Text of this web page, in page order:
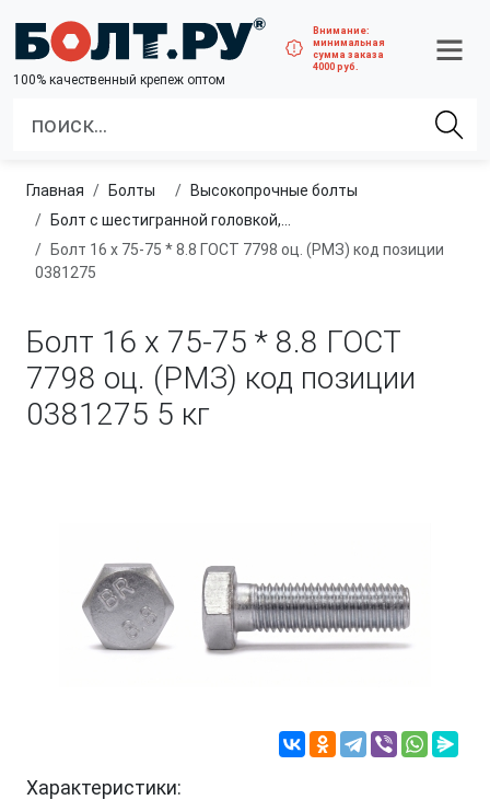
100% качественный крепеж оптом
Внимание:
минимальная
сумма заказа
4000 руб.
Главная болты
высокопрочные болты
Болт с шестигранной головкой, полная резьба, класс прочности 8.8
Болт 16 х 75-75 * 8.8 ГОСТ 7798 оц. (РМЗ) код позиции
0381275
Болт 16 х 75-75 * 8.8 ГОСТ
7798 оц. (РМЗ) код позиции
0381275 5 кг
Характеристики: